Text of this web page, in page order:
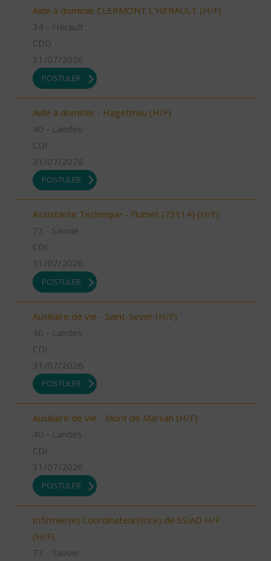
Aide à domicile CLERMONT L'HERAULT (H/F)
34 - Hérault
CDD
31/07/2026
POSTULER
Aide à domicile - Hagetmau (H/F)
40 - Landes
CDI
31/07/2026
POSTULER
Assistante Technique - Flumet (73114) (H/F)
73 - Savoie
CDI
31/07/2026
POSTULER
Auxiliaire de vie - Saint-Sever (H/F)
40 - Landes
CDI
31/07/2026
POSTULER
Auxiliaire de vie - Mont de Marsan (H/F)
40 - Landes
CDI
31/07/2026
POSTULER
Infirmier(e) Coordinateur(trice) de SSIAD H/F
(H/F)
73 - Savoie